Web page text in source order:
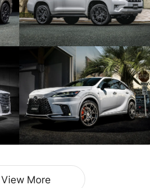
View More